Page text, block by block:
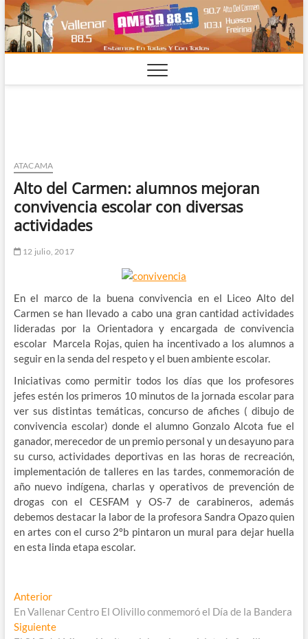
Saltar
al
contenido
ATACAMA
Alto del Carmen: alumnos mejoran
convivencia escolar con diversas
actividades
12 julio, 2017
En el marco de la buena convivencia en el Liceo Alto del
Carmen se han llevado a cabo una gran cantidad actividades
lideradas por la Orientadora y encargada de convivencia
escolar Marcela Rojas, quien ha incentivado a los alumnos a
seguir en la senda del respeto y el buen ambiente escolar.
Iniciativas como permitir todos los días que los profesores
jefes estén los primeros 10 minutos de la jornada escolar para
ver sus distintas temáticas, concurso de afiches ( dibujo de
convivencia escolar) donde el alumno Gonzalo Alcota fue el
ganador, merecedor de un premio personal y un desayuno para
su curso, actividades deportivas en las horas de recreación,
implementación de talleres en las tardes, conmemoración de
año nuevo indígena, charlas y operativos de prevención de
drogas con el CESFAM y OS-7 de carabineros, además
debemos destacar la labor de la profesora Sandra Opazo quien
en artes con el curso 2ºb pintaron un mural para dejar huella
en esta linda etapa escolar.
Navegación
de
AnteriorEntrada
anterior:
En Vallenar Centro El Olivillo conmemoró el Día de la Bandera
SiguienteEntrada